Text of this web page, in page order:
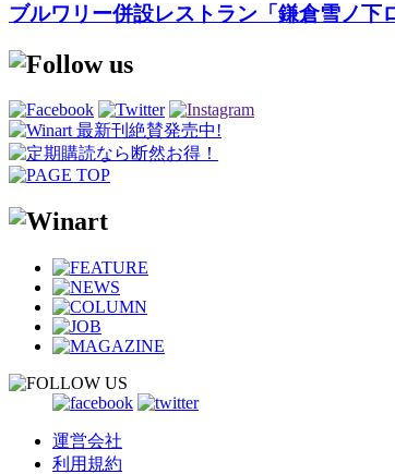
ブルワリー併設レストラン「鎌倉雪ノ下
運営会社
利用規約